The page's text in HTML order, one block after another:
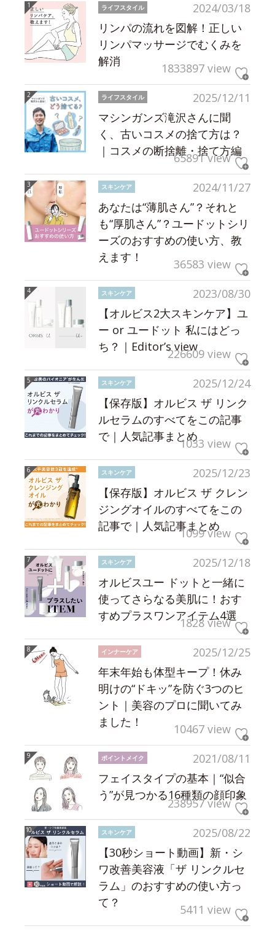
2024/03/18
ライフスタイル
リンパの流れを図解！正しい
リンパマッサージでむくみを
解消
1833897 view
2025/12/11
ライフスタイル
マシンガンズ滝沢さんに聞
く、古いコスメの捨て方は？
｜コスメの断捨離・捨て方編
65891 view
2024/11/27
スキンケア
あなたは“薄肌さん”？それと
も“厚肌さん”？ユードットシリ
ーズのおすすめの使い方、教
えます！
36583 view
2023/08/30
スキンケア
【オルビス2大スキンケア】ユ
ー or ユードット 私にはどっ
ち？｜Editor’s view226609 view
2025/12/24
スキンケア
【保存版】オルビス ザ リンク
ルセラムのすべてをこの記事
で｜人気記事まとめ1033 view
2025/12/23
スキンケア
【保存版】オルビス ザ クレン
ジングオイルのすべてをこの
記事で｜人気記事まとめ
1099 view
2025/12/18
スキンケア
オルビスユー ドットと一緒に
使ってさらなる美肌に！おす
すめプラスワンアイテム4選
1828 view
2025/12/25
インナーケア
年末年始も体型キープ！休み
明けの“ドキッ”を防ぐ3つのヒ
ント｜美容のプロに聞いてみ
ました！
10467 view
2021/08/11
ポイントメイク
フェイスタイプの基本｜“似合
う”が見つかる16種類の顔印象
238957 view
2025/08/22
スキンケア
【30秒ショート動画】新・シ
ワ改善美容液「ザ リンクルセ
ラム」のおすすめの使い方っ
て？
5411 view